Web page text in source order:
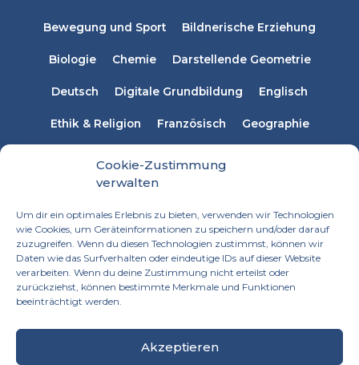
Cookie-Zustimmung
verwalten
Um dir ein optimales Erlebnis zu bieten, verwenden wir Technologien
wie Cookies, um Geräteinformationen zu speichern und/oder darauf
zuzugreifen. Wenn du diesen Technologien zustimmst, können wir
Daten wie das Surfverhalten oder eindeutige IDs auf dieser Website
verarbeiten. Wenn du deine Zustimmung nicht erteilst oder
zurückziehst, können bestimmte Merkmale und Funktionen
beeinträchtigt werden.
Akzeptieren
Bewegung und Sport Bildnerische Erziehung
Biologie Chemie Darstellende Geometrie
Deutsch Digitale Grundbildung Englisch
Ethik & Religion Französisch Geographie
Musikerziehung Naturwissenschaften
Russisch Spanisch Sprachen
Textiles Werken